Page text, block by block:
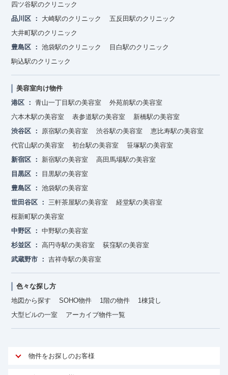
四ツ谷駅のクリニック
品川区
大崎駅のクリニック
五反田駅のクリニック
大井町駅のクリニック
豊島区
池袋駅のクリニック
目白駅のクリニック
駒込駅のクリニック
美容室向け物件
港区
青山一丁目駅の美容室
外苑前駅の美容室
六本木駅の美容室
表参道駅の美容室
新橋駅の美容室
渋谷区
原宿駅の美容室 渋谷駅の美容室
恵比寿駅の美容室
代官山駅の美容室
初台駅の美容室
笹塚駅の美容室
新宿区
新宿駅の美容室
高田馬場駅の美容室
目黒区
目黒駅の美容室
豊島区
池袋駅の美容室
世田谷区
三軒茶屋駅の美容室
経堂駅の美容室
桜新町駅の美容室
中野区
中野駅の美容室
杉並区
高円寺駅の美容室
荻窪駅の美容室
武蔵野市
吉祥寺駅の美容室
色々な探し方
地図から探す
SOHO物件 1階の物件
1棟貸し
大型ビルの一室
アーカイブ物件一覧
物件をお探しのお客様
アットオフィスが選ばれる理由